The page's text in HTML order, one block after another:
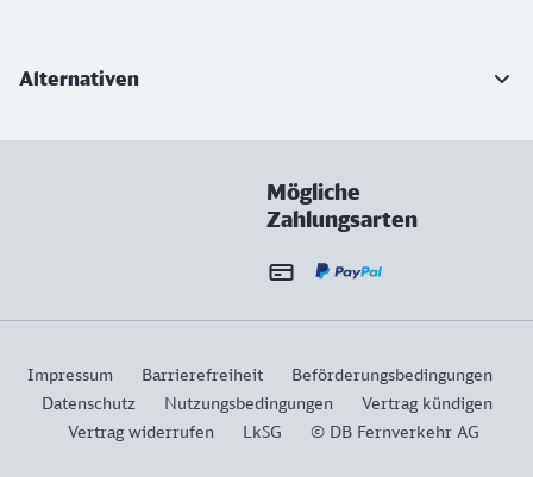
Alternativen
Mögliche
Zahlungsarten
Impressum Barrierefreiheit
Beförderungsbedingungen
Datenschutz
Nutzungsbedingungen
Vertrag kündigen
Vertrag widerrufen
LkSG © DB Fernverkehr AG